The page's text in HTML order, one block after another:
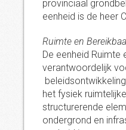
provinciaal
eenheid is de heer
Ruimte en
De eenheid Ruimte
verantwoordelijk
het fysiek
structurerende
ondergrond en